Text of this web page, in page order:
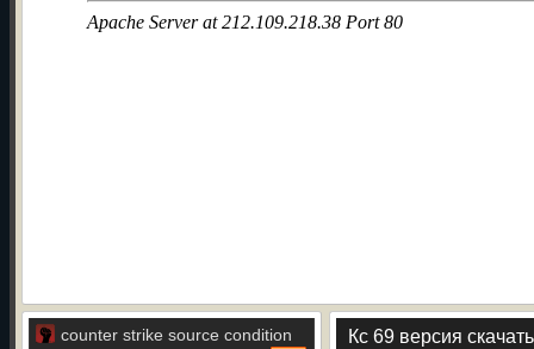
counter strike source condition
Кс 69 версия